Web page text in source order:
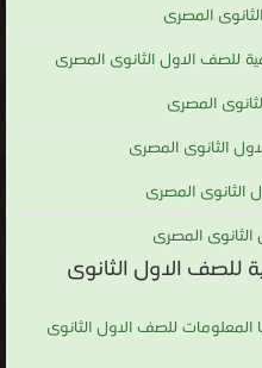
المصرى
للصف الاول الثانوى المصرى
المصرى
الثانوى المصرى
الثانوى المصرى
المصرى
للصف الاول الثانوى
المعلومات للصف الاول الثانوى